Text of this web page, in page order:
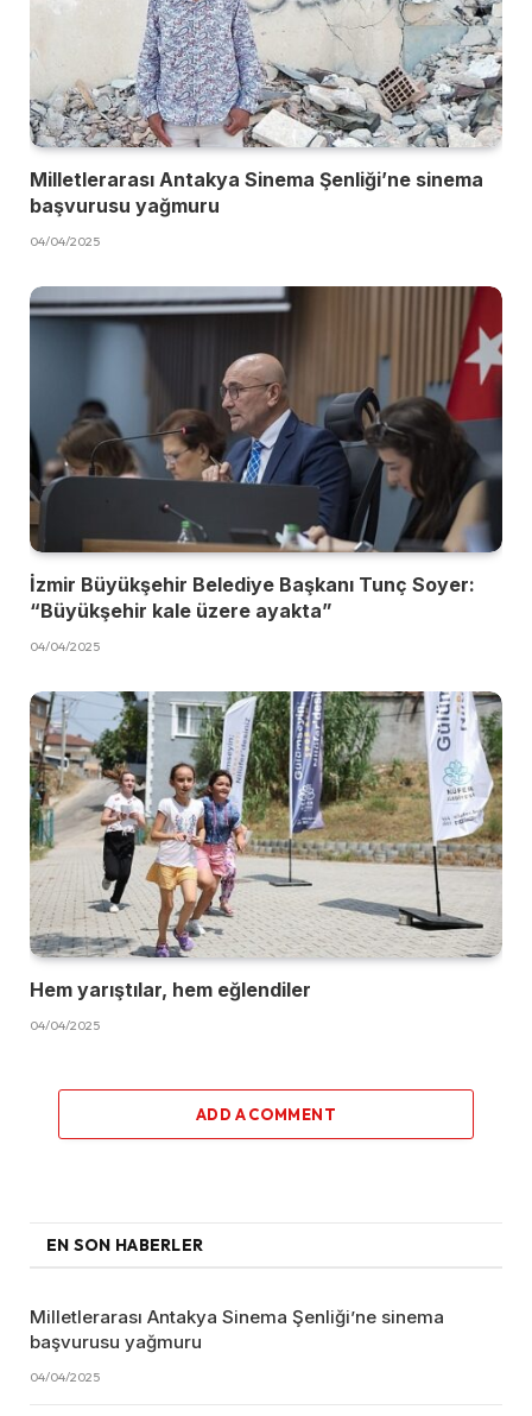
Milletlerarası Antakya Sinema Şenliği’ne sinema
başvurusu yağmuru
04/04/2025
İzmir Büyükşehir Belediye Başkanı Tunç Soyer:
“Büyükşehir kale üzere ayakta”
04/04/2025
Hem yarıştılar, hem eğlendiler
04/04/2025
ADD A COMMENT
EN SON HABERLER
Milletlerarası Antakya Sinema Şenliği’ne sinema
başvurusu yağmuru
04/04/2025